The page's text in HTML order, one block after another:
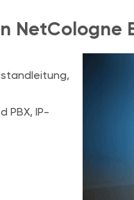
NetCologne
PBX, IP-